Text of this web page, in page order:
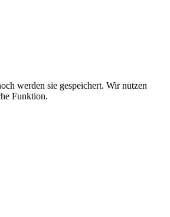
werden sie gespeichert. Wir nutzen
Funktion.